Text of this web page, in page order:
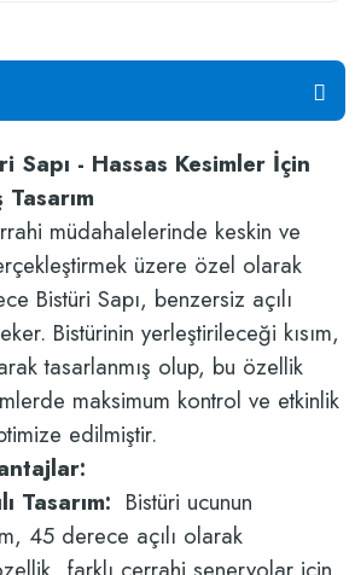
Sapı - Hassas Kesimler İçin
müdahalelerinde keskin ve
üzere özel olarak
Bistüri Sapı, benzersiz açılı
Bistürinin yerleştirileceği kısım,
tasarlanmış olup, bu özellik
maksimum kontrol ve etkinlik
edilmiştir.
Tasarım: Bistüri ucunun
45 derece açılı olarak